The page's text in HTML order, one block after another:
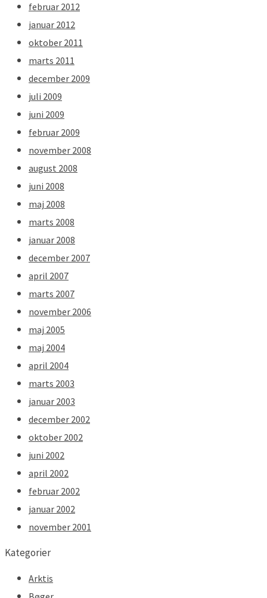
februar 2012
januar 2012
oktober 2011
marts 2011
december 2009
juli 2009
juni 2009
februar 2009
november 2008
august 2008
juni 2008
maj 2008
marts 2008
januar 2008
december 2007
april 2007
marts 2007
november 2006
maj 2005
maj 2004
april 2004
marts 2003
januar 2003
december 2002
oktober 2002
juni 2002
april 2002
februar 2002
januar 2002
november 2001
Kategorier
Arktis